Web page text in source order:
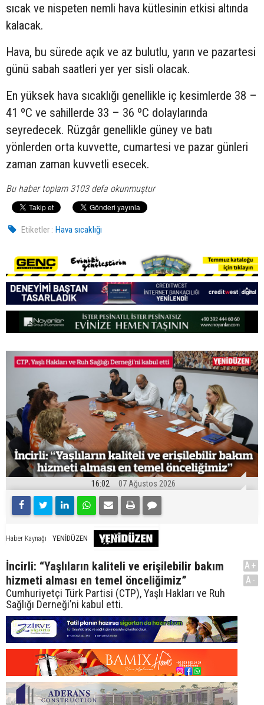
sıcak ve nispeten nemli hava kütlesinin etkisi altında
kalacak.
Hava, bu sürede açık ve az bulutlu, yarın ve pazartesi
günü sabah saatleri yer yer sisli olacak.
En yüksek hava sıcaklığı genellikle iç kesimlerde 38 –
41 ºC ve sahillerde 33 – 36 ºC dolaylarında
seyredecek. Rüzgâr genellikle güney ve batı
yönlerden orta kuvvette, cumartesi ve pazar günleri
zaman zaman kuvvetli esecek.
Bu haber toplam 3103 defa okunmuştur
Etiketler : Hava sıcaklığı
16:02 07 Ağustos 2026
Haber Kaynağı YENİDÜZEN
İncirli: “Yaşlıların kaliteli ve erişilebilir bakım
hizmeti alması en temel önceliğimiz”
Cumhuriyetçi Türk Partisi (CTP), Yaşlı Hakları ve Ruh
Sağlığı Derneği’ni kabul etti.
A+
A-